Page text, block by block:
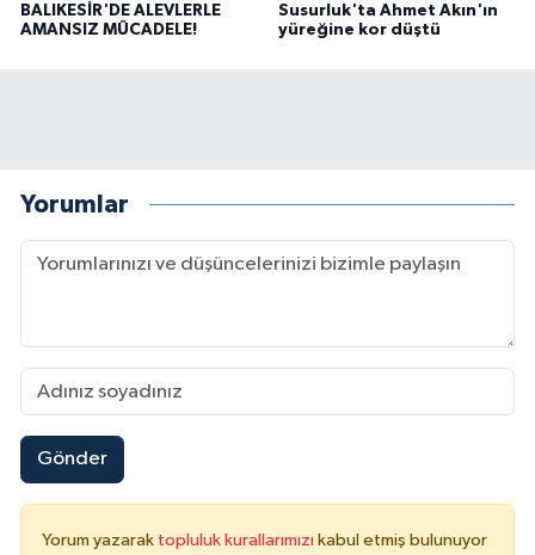
BALIKESİR'DE ALEVLERLE
AMANSIZ MÜCADELE!
Susurluk'ta Ahmet Akın'ın
yüreğine kor düştü
Yorumlar
Gönder
Yorum yazarak topluluk kurallarımızı kabul etmiş bulunuyor